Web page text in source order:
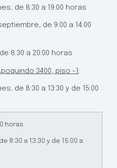
de 8:30 a 19:00 horas
de 9:00 a 14:00
8:30 a 20:00 horas
3400, piso -1 :
de 8:30 a 13:30 y de 15:00
horas
8:30 a 13:30 y de 15:00 a